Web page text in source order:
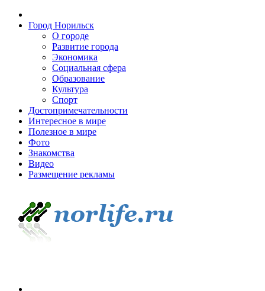
Город Норильск
О городе
Развитие города
Экономика
Социальная сфера
Образование
Культура
Спорт
Достопримечательности
Интересное в мире
Полезное в мире
Фото
Знакомства
Видео
Размещение рекламы